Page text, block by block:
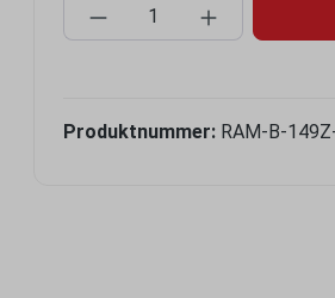
Produkt Anzahl:
Produktnummer: RAM-B-